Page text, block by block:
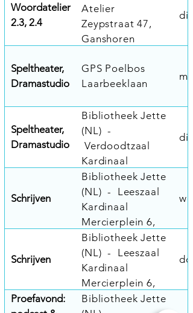
Woordatelier
2.3, 2.4
Atelier
Zeypstraat 47,
Ganshoren
Speltheater,
Dramastudio
GPS Poelbos
Laarbeeklaan
Speltheater,
Dramastudio
Bibliotheek Jette
(NL) -
Verdoodtzaal
Kardinaal
Mercierplein 6,
Jette
di.
Schrijven
Bibliotheek Jette
(NL) - Leeszaal
Kardinaal
Mercierplein 6,
Jette
Schrijven
Bibliotheek Jette
(NL) - Leeszaal
Kardinaal
Mercierplein 6,
Jette
Proefavond:
Bibliotheek Jette